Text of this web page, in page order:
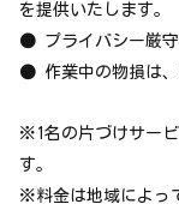
を提供いたします。
● プライバシー厳
● 作業中の物損は
※1名の片づけサー
す。
※料金は地域によっ